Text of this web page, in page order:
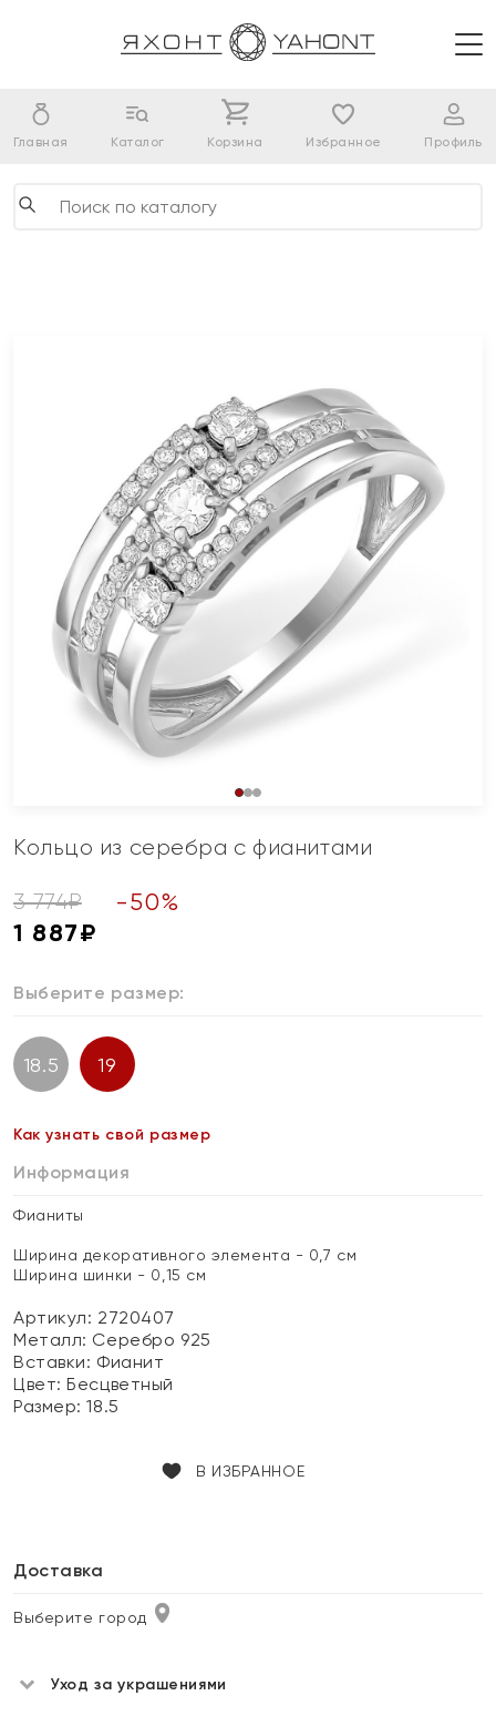
Главная Каталог Корзина Избранное Профиль
Кольцо из серебра с фианитами
3 774₽ -50%
1 887₽
Выберите размер:
18.5 19
Как узнать свой размер
Информация
Фианиты
Ширина декоративного элемента - 0,7 см
Ширина шинки - 0,15 см
Артикул: 2720407
Металл: Серебро 925
Вставки: Фианит
Цвет:Бесцветный
Размер:18.5
В ИЗБРАННОЕ
Доставка
Выберите город
Уход за украшениями